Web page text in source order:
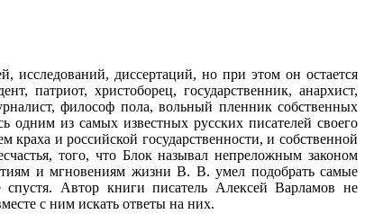
исследований, диссертаций, но при этом он остается
патриот, христоборец, государственник, анархист,
философ пола, вольный пленник собственных
из самых известных русских писателей своего
краха и российской государственности, и собственной
того, что Блок называл непреложным законом
и мгновениям жизни В. В. умел подобрать самые
Автор книги писатель Алексей Варламов не
с ним искать ответы на них.